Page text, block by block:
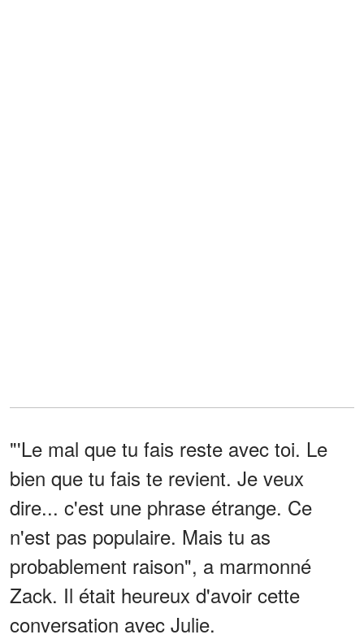
"'Le mal que tu fais reste avec toi. Le
bien que tu fais te revient. Je veux
dire... c'est une phrase étrange. Ce
n'est pas populaire. Mais tu as
probablement raison", a marmonné
Zack. Il était heureux d'avoir cette
conversation avec Julie.